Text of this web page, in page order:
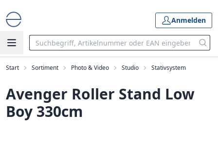
Anmelden
Start Sortiment Photo & Video Studio Stativsystem
Avenger Roller Stand Low
Boy 330cm